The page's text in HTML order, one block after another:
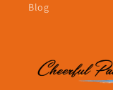
Blog